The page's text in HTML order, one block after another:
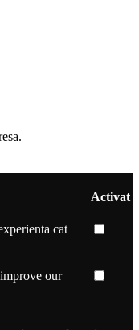
Activat
cat
our